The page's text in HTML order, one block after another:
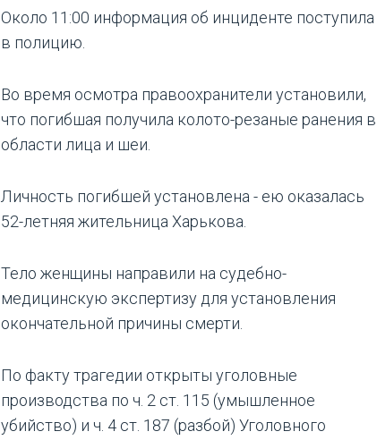
Около 11:00 информация об инциденте поступила
в полицию.
Во время осмотра правоохранители установили,
что погибшая получила колото-резаные ранения в
области лица и шеи.
Личность погибшей установлена - ею оказалась
52-летняя жительница Харькова.
Тело женщины направили на судебно-
медицинскую экспертизу для установления
окончательной причины смерти.
По факту трагедии открыты уголовные
производства по ч. 2 ст. 115 (умышленное
убийство) и ч. 4 ст. 187 (разбой) Уголовного